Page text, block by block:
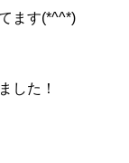
ます(*^^*)
した！